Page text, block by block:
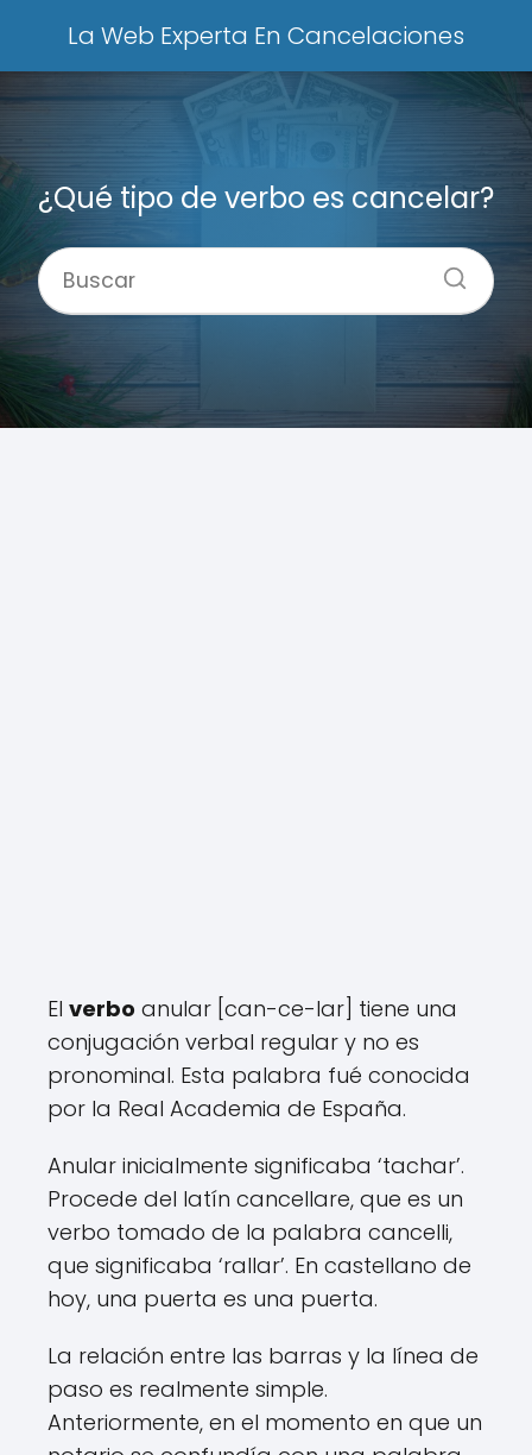
La Web Experta En Cancelaciones
¿Qué tipo de verbo es cancelar?
El verbo anular [can-ce-lar] tiene una
conjugación verbal regular y no es
pronominal. Esta palabra fué conocida
por la Real Academia de España.
Anular inicialmente significaba ‘tachar’.
Procede del latín cancellare, que es un
verbo tomado de la palabra cancelli,
que significaba ‘rallar’. En castellano de
hoy, una puerta es una puerta.
La relación entre las barras y la línea de
paso es realmente simple.
Anteriormente, en el momento en que un